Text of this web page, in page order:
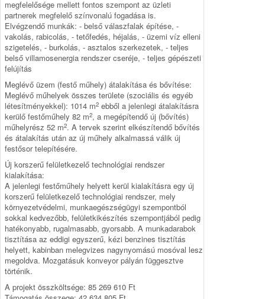
megfelelősége mellett fontos szempont az üzleti
partnerek megfelelő színvonalú fogadása is.
Elvégzendő munkák: - belső válaszfalak építése, -
vakolás, rabicolás, - tetőfedés, héjalás, - üzemi víz elleni
szigetelés, - burkolás, - asztalos szerkezetek, - teljes
belső villamosenergia rendszer cseréje, - teljes gépészeti
felújítás
Meglévő üzem (festő műhely) átalakítása és bővítése:
Meglévő műhelyek összes területe (szociális és egyéb
létesítményekkel): 1014 m2 ebből a jelenlegi átalakításra
kerülő festőműhely 82 m2, a megépítendő új (bővítés)
műhelyrész 52 m2. A tervek szerint elkészítendő bővítés
és átalakítás után az új műhely alkalmassá válik új
festősor telepítésére.
Új korszerű felületkezelő technológiai rendszer
kialakítása:
A jelenlegi festőműhely helyett kerül kialakításra egy új
korszerű felületkezelő technológiai rendszer, mely
környezetvédelmi, munkaegészségügyi szempontból
sokkal kedvezőbb, felületkikészítés szempontjából pedig
hatékonyabb, rugalmasabb, gyorsabb. A munkadarabok
tisztítása az eddigi egyszerű, kézi benzines tisztítás
helyett, kabinban melegvizes nagynyomású mosóval lesz
megoldva. Mozgatásuk konveyor pályán függesztve
történik.
A projekt összköltsége: 85 269 610 Ft